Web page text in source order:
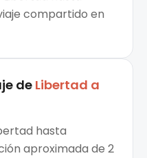
compartido en
de Libertad a
hasta
aproximada de 2